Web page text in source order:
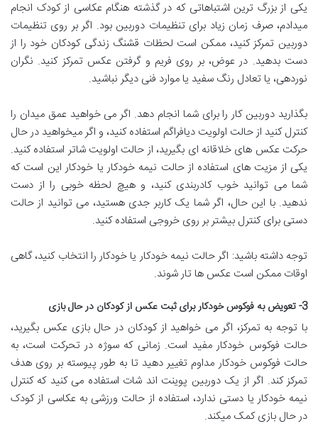
یکی از بزرگ ترین اشتباهاتی که در گذشته هنگام عکاسی از کودک انجام
میدادم، صرف زمان زیاد برای تنظیمات دوربین بود. اگر بر روی تنظیمات
دوربین تمرکز کنید، ممکن است لحظات قشنگ زندگی كودكان خود را از
دست بدهید. در عوض، بر روی فریم و گرفتن عکس تمرکز کنید. نگران
نوردهی، یا تعادل رنگ سفید یا موارد فنی دیگر نباشید.
بگذارید دوربین كار را برای شما انجام دهد. اگر می خواهید عمق میدان را
کنترل کنید از حالت اولویت دیافراگم استفاده کنید، و اگر میخواهید در حال
حركت عكس های خلاقانه ای بگیرید، از حالت اولویت شاتر استفاده كنید.
یکی از مزیت های استفاده از حالت نیمه خودکار یا خودکار این است که
شما می توانید خوب كادربندی كنید، و هیچ لحظه خوبی را از دست
ندهید. با این حال، اگر شما یک کاربر جدی هستید، می توانید از حالت
دستی برای کنترل بیشتر بر روی خروجی استفاده کنید.
توجه داشته باشید: اگر حالت نیمه خودكار یا خودکار را انتخاب کنید، گاهی
اوقات ممکن است عکس ها تار شوند.
3- تعویض به فوکوس خودکار برای ثبت عكس از کودکان در حال بازی
با توجه به تمرکز، اگر می خواهید از کودکان در حال بازی عکس بگیرید،
حالت فوکوس خودکار مفید است. زمانی که سوژه در تحرکت است، به
حالت فوکوس خودکار مداوم تغییر دهید تا به طور پیوسته بر روی هدف
تمركز كند. اگر از یک دوربین پوینت اند شات استفاده می کنید که کنترل
نیمه خودکار یا دستی ندارد، استفاده از حالت ورزشی به عکاسی از کودک
در حال بازی کمک میكند.